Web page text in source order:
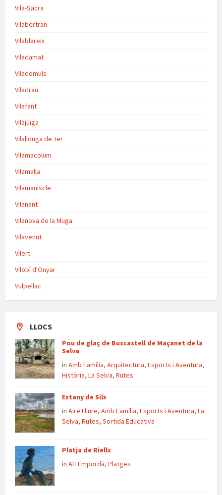
Vila-Sacra
Vilabertran
Vilablareix
Viladamat
Vilademuls
Viladrau
Vilafant
Vilajüiga
Vilallonga de Ter
Vilamacolum
Vilamalla
Vilamaniscle
Vilanant
Vilanova de la Muga
Vilavenut
Vilert
Vilobí d'Onyar
Vulpellac
LLOCS
Pou de glaç de Buscastell de Maçanet de la
Selva
in Amb Família, Arquitectura, Esports i Aventura,
Història, La Selva, Rutes
Estany de Sils
in Aire Lliure, Amb Família, Esports i Aventura, La
Selva, Rutes, Sortida Educativa
Platja de Riells
in Alt Empordà, Platges